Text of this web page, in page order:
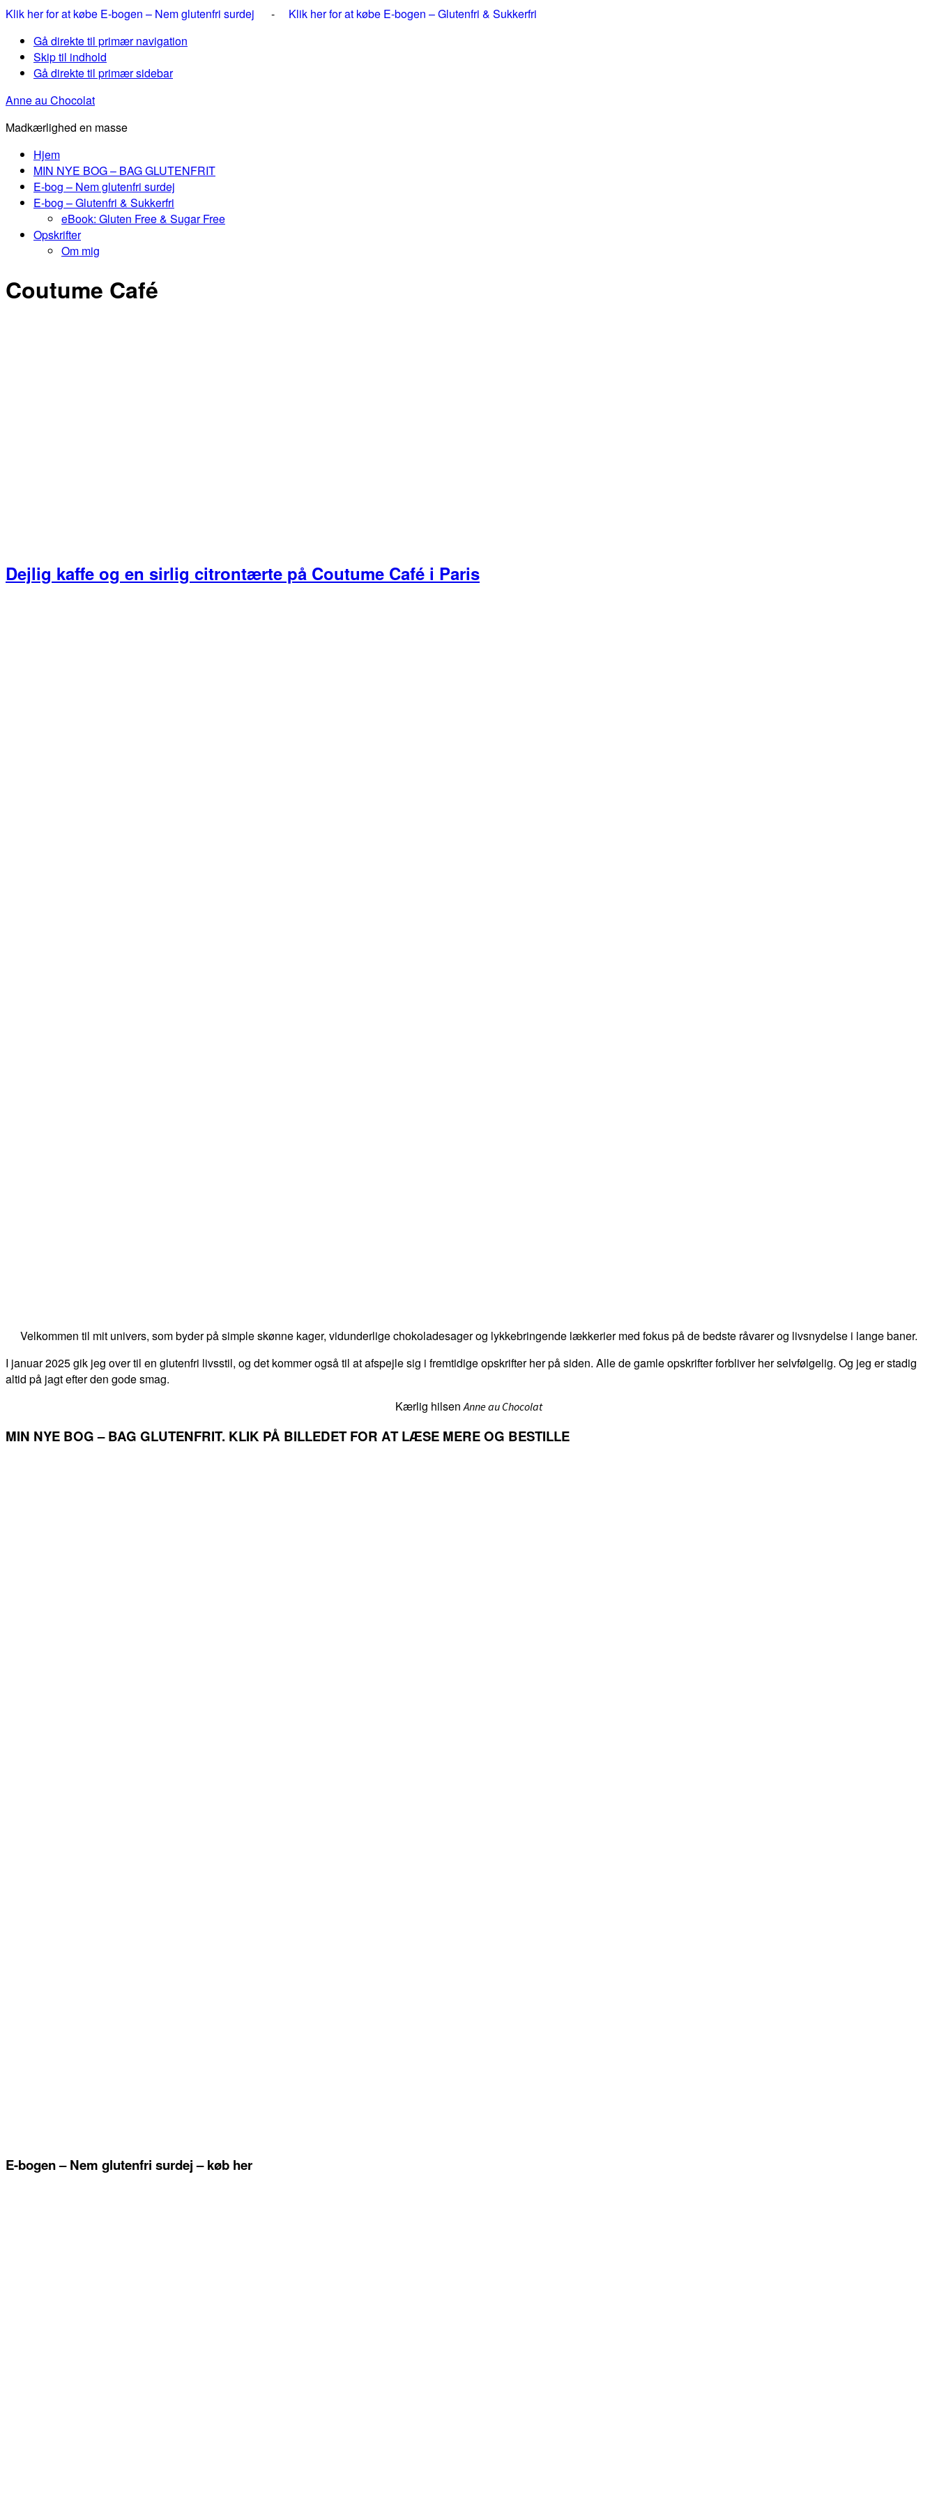
Klik her for at købe E-bogen – Nem glutenfri surdej - Klik her for at købe E-bogen – Glutenfri & Sukkerfri
Gå direkte til primær navigation
Skip til indhold
Gå direkte til primær sidebar
Anne au Chocolat
Madkærlighed en masse
Hjem
MIN NYE BOG – BAG GLUTENFRIT
E-bog – Nem glutenfri surdej
E-bog – Glutenfri & Sukkerfri
eBook: Gluten Free & Sugar Free
Opskrifter
Om mig
Coutume Café
Dejlig kaffe og en sirlig citrontærte på Coutume Café i Paris
Velkommen til mit univers, som byder på simple skønne kager, vidunderlige chokoladesager og lykkebringende lækkerier med fokus på de bedste råvarer og livsnydelse i lange baner.
I januar 2025 gik jeg over til en glutenfri livsstil, og det kommer også til at afspejle sig i fremtidige opskrifter her på siden. Alle de gamle opskrifter forbliver her selvfølgelig. Og jeg er stadig
altid på jagt efter den gode smag.
Kærlig hilsenAnne au Chocolat
MIN NYE BOG – BAG GLUTENFRIT. KLIK PÅ BILLEDET FOR AT LÆSE MERE OG BESTILLE
E-bogen – Nem glutenfri surdej – køb her